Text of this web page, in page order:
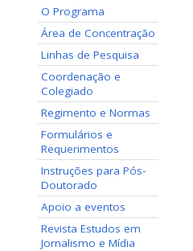
O Programa
Área de Concentração
Linhas de Pesquisa
Coordenação e
Colegiado
Regimento e Normas
Formulários e
Requerimentos
Instruções para Pós-
Doutorado
Apoio a eventos
Revista Estudos em
Jornalismo e Mídia